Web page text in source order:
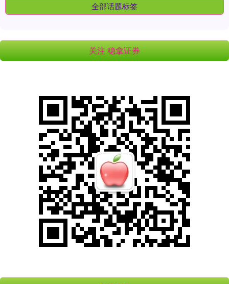
全部话题标签
关注 稳拿证券